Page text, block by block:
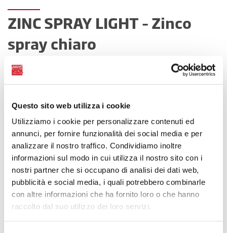
Questo sito web utilizza i cookie
Utilizziamo i cookie per personalizzare contenuti ed
annunci, per fornire funzionalità dei social media e per
analizzare il nostro traffico. Condividiamo inoltre
informazioni sul modo in cui utilizza il nostro sito con i
nostri partner che si occupano di analisi dei dati web,
pubblicità e social media, i quali potrebbero combinarle
con altre informazioni che ha fornito loro o che hanno
raccolto dal suo utilizzo dei loro servizi.
ZINC SPRAY LIGHT – Zinco
spray chiaro
Zincante chiaro